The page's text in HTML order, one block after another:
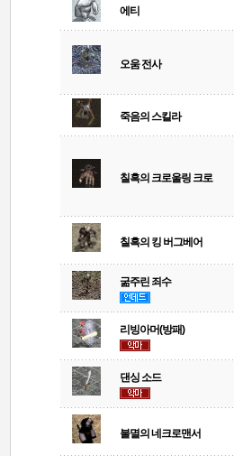
에티
오움 전사
죽음의 스킬라
칠흑의 크로울링 크로
칠흑의 킹 버그베어
굶주린 죄수
리빙아머(방패)
댄싱 소드
불멸의 네크로맨서